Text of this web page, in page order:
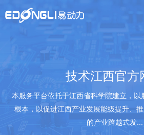
技术江西官方
本服务平台依托于江西省科学院建立，以
根本，以促进江西产业发展能级提升、
的产业跨越式发...